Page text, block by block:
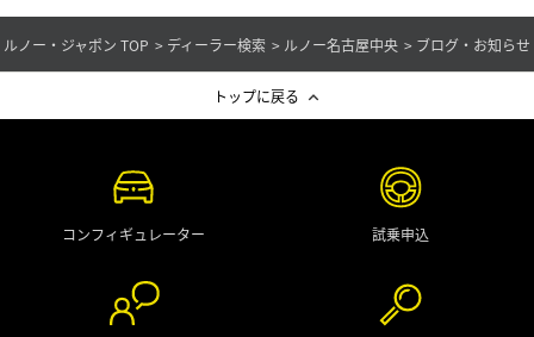
ルノー・ジャポン TOP ディーラー検索 ルノー名古屋中央 ブログ・お知らせ
トップに戻る
コンフィギュレーター 試乗申込